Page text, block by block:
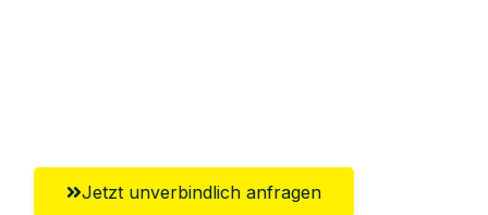
Jetzt unverbindlich anfragen